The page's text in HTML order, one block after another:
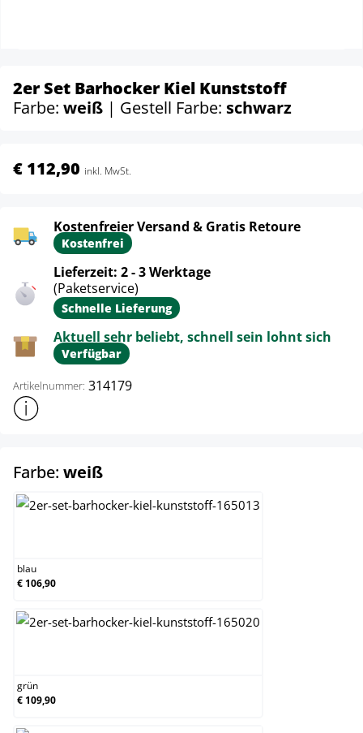
2er Set Barhocker Kiel Kunststoff
Farbe: weiß | Gestell Farbe: schwarz
€ 112,90 inkl. MwSt.
Kostenfreier Versand & Gratis Retoure
Kostenfrei
Lieferzeit: 2 - 3 Werktage
(Paketservice)
Schnelle Lieferung
Aktuell sehr beliebt, schnell sein lohnt sich
Verfügbar
Artikelnummer: 314179
Weitere Produktinformationen anzeigen
Farbe: weißauswählen
blau
€ 106,90
grün
€ 109,90